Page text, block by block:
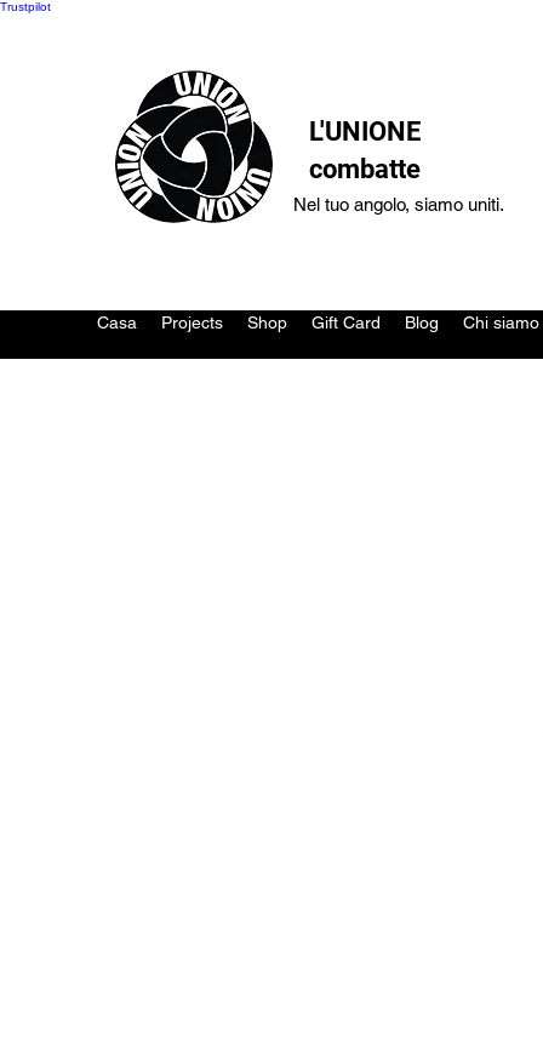
Trustpilot
L'UNIONE
combatte
Nel tuo angolo, siamo uniti.
Casa Projects Shop Gift Card Blog Chi siamo